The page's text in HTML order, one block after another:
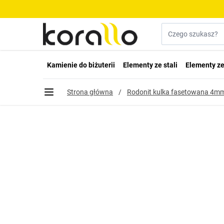
Kamienie do biżuterii Elementy ze stali Elementy
Strona główna / Rodonit kulka fasetowana